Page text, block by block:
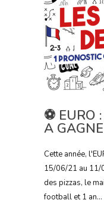
⚽️ EURO
A
Cette année,
15/06/21 au 11/
des pizzas, le
football et 1 an...